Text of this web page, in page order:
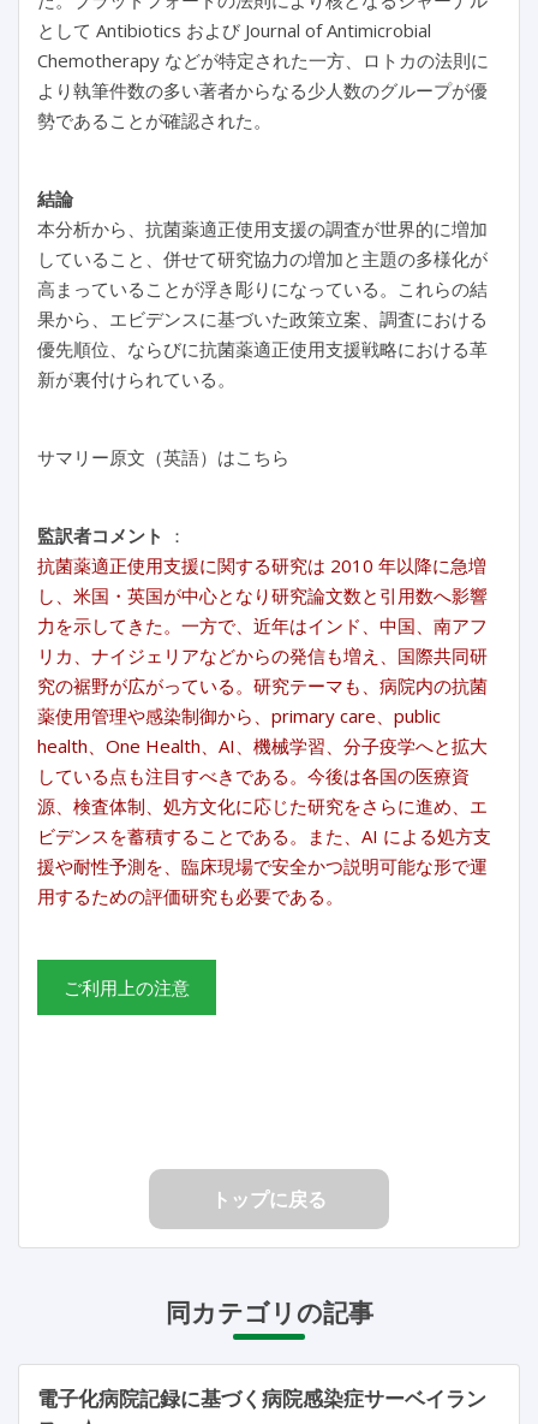
として Antibiotics および Journal of Antimicrobial
Chemotherapy などが特定された一方、ロトカの法則に
より執筆件数の多い著者からなる少人数のグループが優
勢であることが確認された。
結論
本分析から、抗菌薬適正使用支援の調査が世界的に増加
していること、併せて研究協力の増加と主題の多様化が
高まっていることが浮き彫りになっている。これらの結
果から、エビデンスに基づいた政策立案、調査における
優先順位、ならびに抗菌薬適正使用支援戦略における革
新が裏付けられている。
サマリー原文（英語）はこちら
監訳者コメント
：
抗菌薬適正使用支援に関する研究は 2010 年以降に急増
し、米国・英国が中心となり研究論文数と引用数へ影響
力を示してきた。一方で、近年はインド、中国、南アフ
リカ、ナイジェリアなどからの発信も増え、国際共同研
究の裾野が広がっている。研究テーマも、病院内の抗菌
薬使用管理や感染制御から、primary care、public
health、One Health、AI、機械学習、分子疫学へと拡大
している点も注目すべきである。今後は各国の医療資
源、検査体制、処方文化に応じた研究をさらに進め、エ
ビデンスを蓄積することである。また、AI による処方支
援や耐性予測を、臨床現場で安全かつ説明可能な形で運
用するための評価研究も必要である。
ご利用上の注意
トップに戻る
同カテゴリの記事
電子化病院記録に基づく病院感染症サーベイラン